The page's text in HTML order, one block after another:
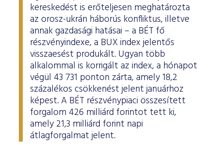
ESG Útmutató
kereskedést is erőteljesen meghatározta
az orosz-ukrán háborús konfliktus, illetve
annak gazdasági hatásai – a BÉT fő
részvényindexe, a BUX index jelentős
visszaesést produkált. Ugyan több
alkalommal is korrigált az index, a hónapot
végül 43 731 ponton zárta, amely 18,2
százalékos csökkenést jelent januárhoz
képest. A BÉT részvénypiaci összesített
forgalom 426 milliárd forintot tett ki,
amely 21,3 milliárd forint napi
átlagforgalmat jelent.